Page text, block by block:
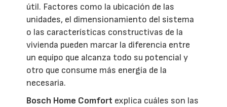
útil. Factores como la ubicación de las
unidades, el dimensionamiento del sistema
o las características constructivas de la
vivienda pueden marcar la diferencia entre
un equipo que alcanza todo su potencial y
otro que consume más energía de la
necesaria.
Bosch Home Comfort explica cuáles son las